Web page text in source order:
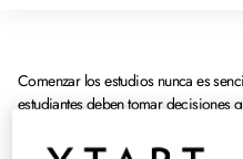
Comenzar los estudios nunca es
estudiantes deben tomar decisiones
en la actualidad hay una variedad